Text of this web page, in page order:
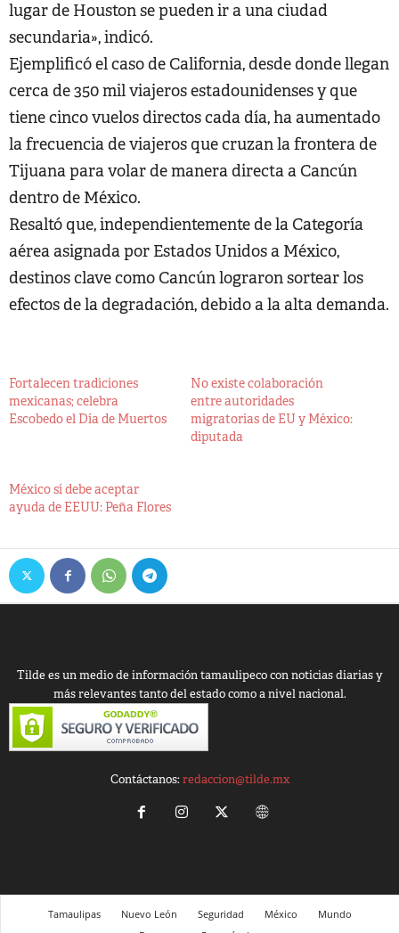
lugar de Houston se pueden ir a una ciudad
secundaria», indicó.
Ejemplificó el caso de California, desde donde llegan
cerca de 350 mil viajeros estadounidenses y que
tiene cinco vuelos directos cada día, ha aumentado
la frecuencia de viajeros que cruzan la frontera de
Tijuana para volar de manera directa a Cancún
dentro de México.
Resaltó que, independientemente de la Categoría
aérea asignada por Estados Unidos a México,
destinos clave como Cancún lograron sortear los
efectos de la degradación, debido a la alta demanda.
Fortalecen tradiciones
mexicanas; celebra
Escobedo el Día de Muertos
No existe colaboración
entre autoridades
migratorias de EU y México:
diputada
México sí debe aceptar
ayuda de EEUU: Peña Flores
Tilde es un medio de información tamaulipeco con noticias diarias y
más relevantes tanto del estado como a nivel nacional.
Contáctanos:redaccion@tilde.mx
Tamaulipas Nuevo León Seguridad México
Mundo